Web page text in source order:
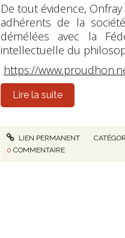
De tout évidence,
adhérents de la
démélées avec la
intellectuelle du
https://
Lire la suite
LIEN PERMANENT
0 COMMENTAIRE